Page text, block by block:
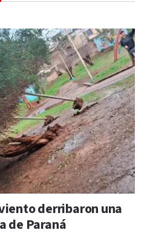
derribaron una
de Paraná